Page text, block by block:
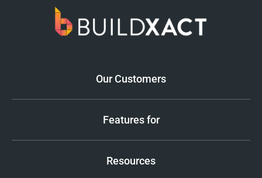
Our Customers
Features for
Resources